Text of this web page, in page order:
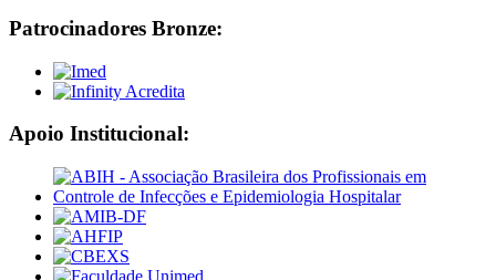
Patrocinadores Bronze:
Apoio Institucional: